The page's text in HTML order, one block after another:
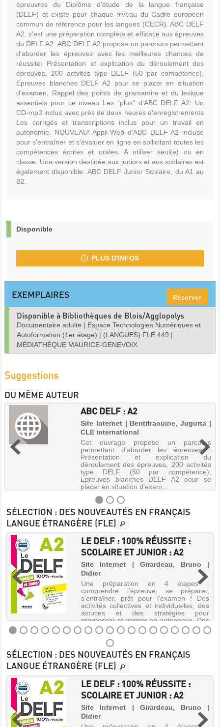
épreuvres du Diplôme d'étude de la langue française
(DELF) et existe pour chaque niveau du Cadre européen
commun de référence pour les langues (CECR). ABC DELF
A2, c'est une préparation complète et efficace aux épreuves
du DELF A2. ABC DELF A2 propose un parcours permettant
d'aborder les épreuves avec les meilleures chances de
réussite: Présentation et explication du déroulement des
épreuves, 200 actvités type DELF (50 par compétence),
Epreuves blanches DELF A2 pour se placer en situation
d'examen, Rappel des points de gramamire et du lexique
essentiels pour ce niveau Les "plus" d'ABC DELF A2: Un
CD-mp3 inclus avec près de deux heures d'enregistrements
Les corrigés et transcriptions inclus pour un travail en
autonomie. NOUVEAU! Appli-Web d'ABC DELF A2 incluse
pour s'entraîner et s'évaluer en ligne en sollicitant toutes les
compétences écrites et orales. A utiliser seul(e) ou en
classe. Une version destinée aux juniors et aux scolaires est
également disponible: ABC DELF Junior Scolaire, du A1 au
B2.
Disponible
PLUS D'INFOS
EXEMPLAIRES Réserver
Disponible à Bibliothèques de Blois/Agglopolys
Documentaire adulte | Espace Technologies Numériques et
Autoformation (1er étage) | (LANGUES) FLE 449 |
MÉDIATHÈQUE MAURICE-GENEVOIX
Suggestions
DU MÊME AUTEUR
ABC DELF : A2
Site Internet | Bentifraouine, Jugurta |
CLE international
Cet ouvrage propose un parcours
permettant d'aborder les épreuves :
Présentation et explication du
déroulement des épreuves, 200 activités
type DELF (50 par compétence),
Epreuves blanches DELF A2 pour se
placer en situation d'exam...
ABC
DELF
A2
Site
Internet
Bentifraouine,
Jugurta
CLE
Cet
ouvrage
propose
un
parcours
permettant
d'aborder
épreuves
:
SÉLECTION : DES NOUVEAUTÉS EN FRANÇAIS
LANGUE ÉTRANGÈRE (FLE)
LE DELF : 100% RÉUSSITE :
SCOLAIRE ET JUNIOR : A2
Site Internet | Girardeau, Bruno |
Didier
Une préparation en 4 étapes :
comprendre l'épreuve, se préparer,
s'entraîner, prêt pour l'examen ! Des
activités collectives et individuelles, des
astuces et des stratégies pour
progresser et gagner en autonomie- Des
fiches métho...
LE
DELF
:
100%
RÉUSSITE
:
SCOLAIRE
SÉLECTION : DES NOUVEAUTÉS EN FRANÇAIS
LANGUE ÉTRANGÈRE (FLE)
LE DELF : 100% RÉUSSITE :
SCOLAIRE ET JUNIOR : A2
Site Internet | Girardeau, Bruno |
Didier